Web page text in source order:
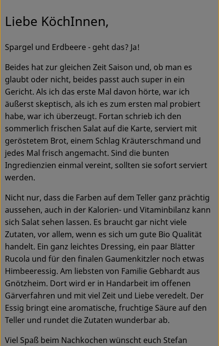
Kühltheke
Backwaren
Haltbares
Getränke
Drogerie
So geht's
Über uns
Blog & Aktuelles
Service
Liebe KöchInnen,
Spargel und Erdbeere - geht das? Ja!
Beides hat zur gleichen Zeit Saison und, ob man es
glaubt oder nicht, beides passt auch super in ein
Gericht. Als ich das erste Mal davon hörte, war ich
äußerst skeptisch, als ich es zum ersten mal probiert
habe, war ich überzeugt. Fortan schrieb ich den
sommerlich frischen Salat auf die Karte, serviert mit
geröstetem Brot, einem Schlag Kräuterschmand und
jedes Mal frisch angemacht. Sind die bunten
Ingredienzien einmal vereint, sollten sie sofort serviert
werden.
Nicht nur, dass die Farben auf dem Teller ganz prächtig
aussehen, auch in der Kalorien- und Vitaminbilanz kann
sich Salat sehen lassen. Es braucht gar nicht viele
Zutaten, vor allem, wenn es sich um gute Bio Qualität
handelt. Ein ganz leichtes Dressing, ein paar Blätter
Rucola und für den finalen Gaumenkitzler noch etwas
Himbeeressig. Am liebsten von Familie Gebhardt aus
Gnötzheim. Dort wird er in Handarbeit im offenen
Gärverfahren und mit viel Zeit und Liebe veredelt. Der
Essig bringt eine aromatische, fruchtige Säure auf den
Teller und rundet die Zutaten wunderbar ab.
Viel Spaß beim Nachkochen wünscht euch Stefan